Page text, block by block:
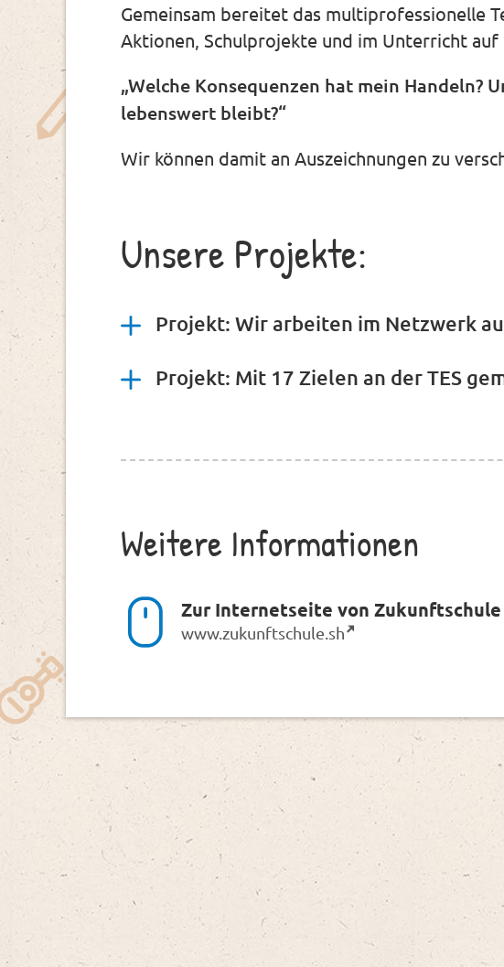
Gemeinsam bereitet das multiprofessionelle
Aktionen, Schulprojekte und im Unterricht
„Welche Konsequenzen hat mein Handeln?
lebenswert bleibt?“
Wir können damit an Auszeichnungen zu
Unsere Projekte:
Projekt: Wir arbeiten im Netzwerk
Projekt: Mit 17 Zielen an der TES
Weitere Informationen
Zur Internetseite von Zukunftschule
www.zukunftschule.sh